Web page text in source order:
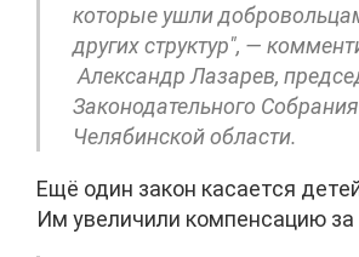
которые ушли
других структур", —
Александр Лазарев,
Законодательного Собрания
Челябинской области.
Ещё один закон касается
Им увеличили компенсацию